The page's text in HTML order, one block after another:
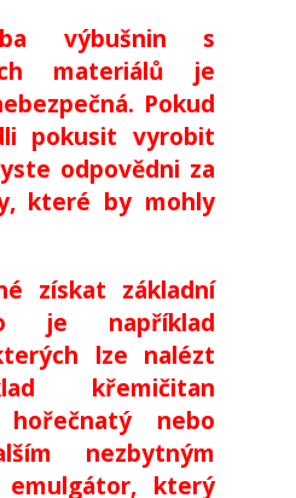
výbušnin s
materiálů je
Pokud
pokusit vyrobit
odpovědni za
které by mohly
získat základní
je například
lze nalézt
křemičitan
nebo
nezbytným
který